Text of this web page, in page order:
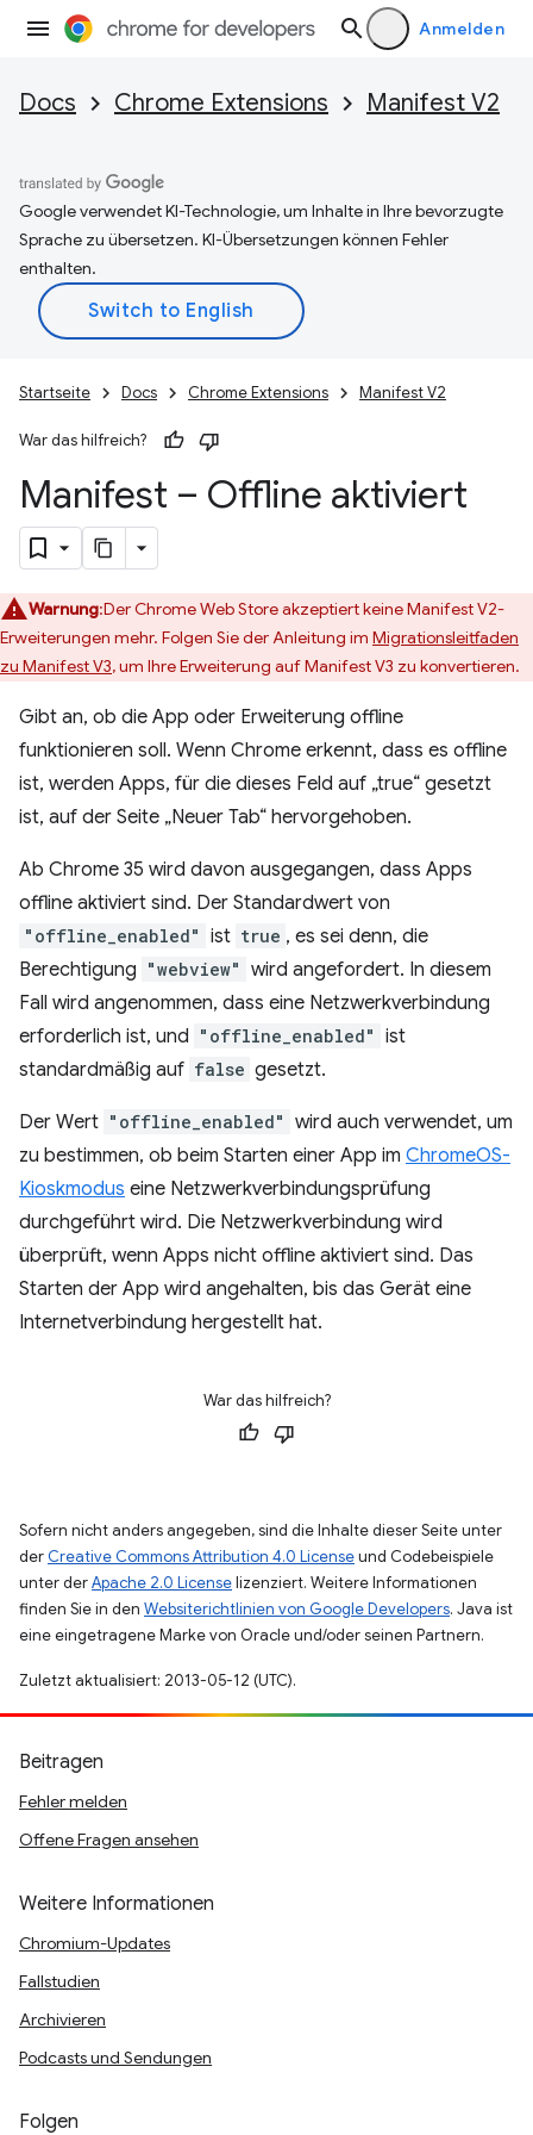
Anmelden
Docs Chrome Extensions Manifest V2
Google verwendet KI-Technologie, um Inhalte in Ihre bevorzugte
Sprache zu übersetzen. KI-Übersetzungen können Fehler
enthalten.
Startseite Docs Chrome Extensions Manifest V2
War das hilfreich?
Manifest – Offline aktiviert
Warnung:Der Chrome Web Store akzeptiert keine Manifest V2-
Erweiterungen mehr. Folgen Sie der Anleitung im Migrationsleitfaden
zu Manifest V3, um Ihre Erweiterung auf Manifest V3 zu konvertieren.
Gibt an, ob die App oder Erweiterung offline
funktionieren soll. Wenn Chrome erkennt, dass es offline
ist, werden Apps, für die dieses Feld auf „true“ gesetzt
ist, auf der Seite „Neuer Tab“ hervorgehoben.
Ab Chrome 35 wird davon ausgegangen, dass Apps
offline aktiviert sind. Der Standardwert von
"offline_enabled" ist true , es sei denn, die
Berechtigung "webview" wird angefordert. In diesem
Fall wird angenommen, dass eine Netzwerkverbindung
erforderlich ist, und "offline_enabled" ist
standardmäßig auf false gesetzt.
Der Wert "offline_enabled" wird auch verwendet, um
zu bestimmen, ob beim Starten einer App im ChromeOS-
Kioskmodus eine Netzwerkverbindungsprüfung
durchgeführt wird. Die Netzwerkverbindung wird
überprüft, wenn Apps nicht offline aktiviert sind. Das
Starten der App wird angehalten, bis das Gerät eine
Internetverbindung hergestellt hat.
War das hilfreich?
Sofern nicht anders angegeben, sind die Inhalte dieser Seite unter
der Creative Commons Attribution 4.0 Licenseund Codebeispiele
unter derApache 2.0 Licenselizenziert. Weitere Informationen
finden Sie in den Websiterichtlinien von Google Developers. Java ist
eine eingetragene Marke von Oracle und/oder seinen Partnern.
Zuletzt aktualisiert: 2013-05-12 (UTC).
Beitragen
Fehler melden
Offene Fragen ansehen
Weitere Informationen
Chromium-Updates
Fallstudien
Archivieren
Podcasts und Sendungen
Folgen